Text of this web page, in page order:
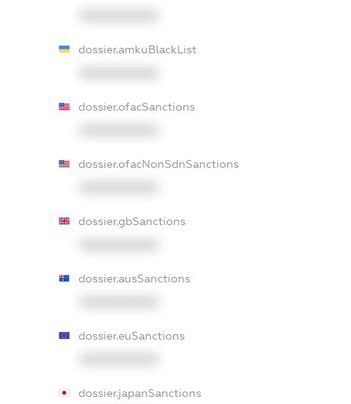
dossier.amkuBlackList
dossier.ofacSanctions
dossier.ofacNonSdnSanctions
dossier.gbSanctions
dossier.ausSanctions
dossier.euSanctions
dossier.japanSanctions